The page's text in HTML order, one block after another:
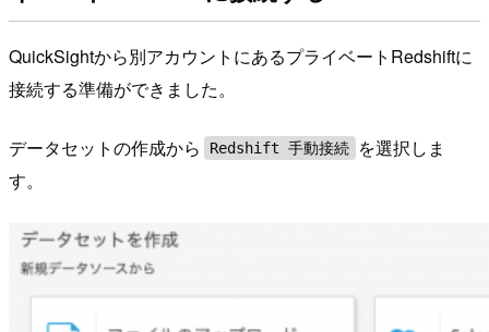
QuickSightから別アカウントにあるプライベートRedshiftに
接続する準備ができました。
データセットの作成から Redshift 手動接続
を選択しま
す。